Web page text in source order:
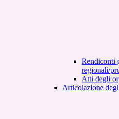
Rendiconti
regionali/
Atti degli
Articolazione